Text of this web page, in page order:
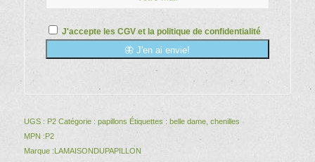
J'accepte les CGVet la politique de confidentialité
🦋 J'en ai envie!
UGS : P2 Catégorie : papillons Étiquettes : belle dame, chenilles
MPN :P2
Marque :LAMAISONDUPAPILLON